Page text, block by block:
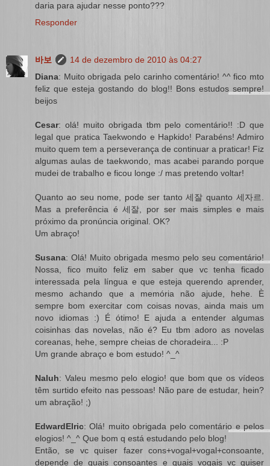
daria para ajudar nesse ponto???
Responder
바보
14 de dezembro de 2010 às 04:27
Diana: Muito obrigada pelo carinho comentário! ^^ fico mto
feliz que esteja gostando do blog!! Bons estudos sempre!
beijos
Cesar: olá! muito obrigada tbm pelo comentário!! :D que
legal que pratica Taekwondo e Hapkido! Parabéns! Admiro
muito quem tem a perseverança de continuar a praticar! Fiz
algumas aulas de taekwondo, mas acabei parando porque
mudei de trabalho e ficou longe :/ mas pretendo voltar!
Quanto ao seu nome, pode ser tanto 세잘 quanto 세자르.
Mas a preferência é 세잘, por ser mais simples e mais
próximo da pronúncia original. OK?
Um abraço!
Susana: Olá! Muito obrigada mesmo pelo seu comentário!
Nossa, fico muito feliz em saber que vc tenha ficado
interessada pela língua e que esteja querendo aprender,
mesmo achando que a memória não ajude, hehe. È
sempre bom exercitar com coisas novas, ainda mais um
novo idiomas :) É ótimo! E ajuda a entender algumas
coisinhas das novelas, não é? Eu tbm adoro as novelas
coreanas, hehe, sempre cheias de choradeira... :P
Um grande abraço e bom estudo! ^_^
Naluh: Valeu mesmo pelo elogio! que bom que os vídeos
têm surtido efeito nas pessoas! Não pare de estudar, hein?
um abração! ;)
EdwardElric: Olá! muito obrigada pelo comentário e pelos
elogios! ^_^ Que bom q está estudando pelo blog!
Então, se vc quiser fazer cons+vogal+vogal+consoante,
depende de quais consoantes e quais vogais vc quiser